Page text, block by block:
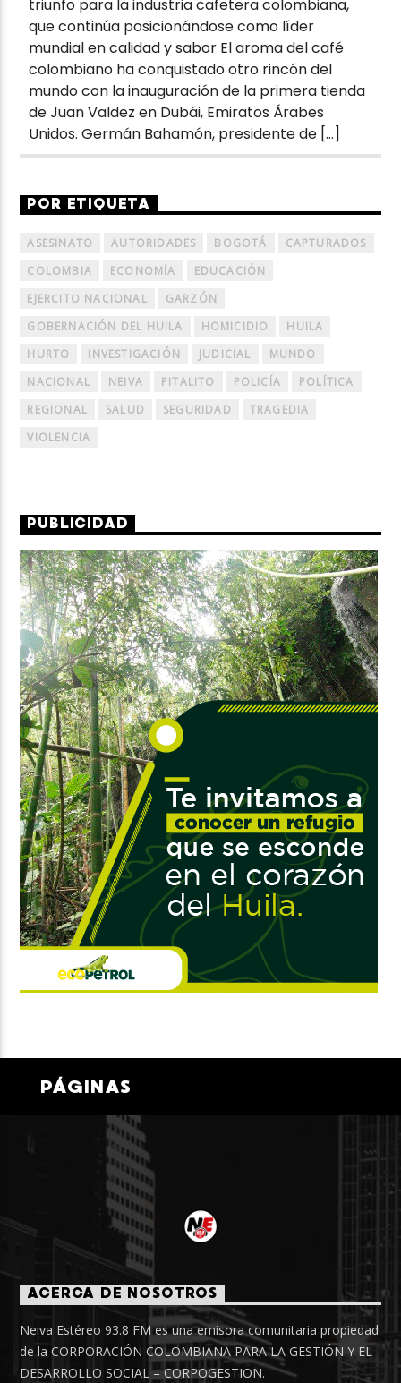
triunfo para la industria cafetera colombiana,
que continúa posicionándose como líder
mundial en calidad y sabor El aroma del café
colombiano ha conquistado otro rincón del
mundo con la inauguración de la primera tienda
de Juan Valdez en Dubái, Emiratos Árabes
Unidos. Germán Bahamón, presidente de […]
POR ETIQUETA
ASESINATO AUTORIDADES BOGOTÁ
CAPTURADOS
COLOMBIA
ECONOMÍA
EDUCACIÓN
EJERCITO NACIONAL
GARZÓN
GOBERNACIÓN DEL HUILA
HOMICIDIO
HUILA
HURTO
INVESTIGACIÓN JUDICIAL
MUNDO
NACIONAL
NEIVA PITALITO POLICÍA
POLÍTICA
REGIONAL
SALUD SEGURIDAD
TRAGEDIA
VIOLENCIA
PUBLICIDAD
PÁGINAS
ACERCA DE NOSOTROS
Neiva Estéreo 93.8 FM es una emisora comunitaria propiedad
de la CORPORACIÓN COLOMBIANA PARA LA GESTIÓN Y EL
DESARROLLO SOCIAL – CORPOGESTION.